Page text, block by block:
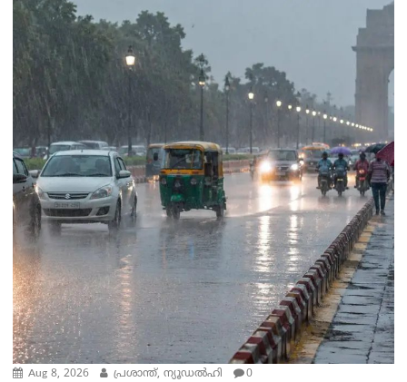
Aug 8, 2026 പ്രശാന്ത്, ന്യൂഡല്‍ഹി 0